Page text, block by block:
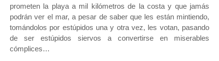
prometen la playa a mil kilómetros de la costa y que jamás
podrán ver el mar, a pesar de saber que les están mintiendo,
tomándolos por estúpidos una y otra vez, les votan, pasando
de ser estúpidos siervos a convertirse en miserables
cómplices…